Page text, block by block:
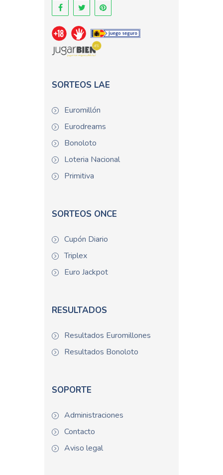
SORTEOS LAE
Euromillón
Eurodreams
Bonoloto
Loteria Nacional
Primitiva
SORTEOS ONCE
Cupón Diario
Triplex
Euro Jackpot
RESULTADOS
Resultados Euromillones
Resultados Bonoloto
SOPORTE
Administraciones
Contacto
Aviso legal